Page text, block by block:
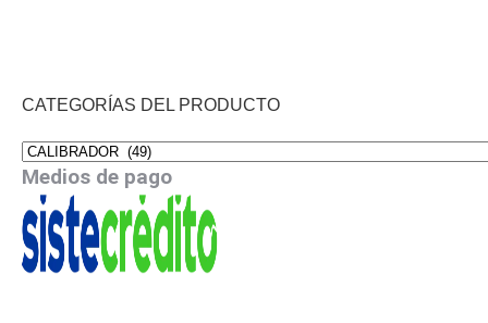
CATEGORÍAS DEL PRODUCTO
Medios de pago